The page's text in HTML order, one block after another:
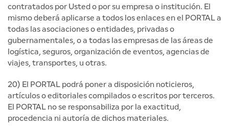
contratados por Usted o por su empresa o institución. El
mismo deberá aplicarse a todos los enlaces en el PORTAL a
todas las asociaciones o entidades, privadas o
gubernamentales, o a todas las empresas de las áreas de
logística, seguros, organización de eventos, agencias de
viajes, transportes, u otras.
20) El PORTAL podrá poner a disposición noticieros,
artículos o editoriales compilados o escritos por terceros.
El PORTAL no se responsabiliza por la exactitud,
procedencia ni autoría de dichos materiales.